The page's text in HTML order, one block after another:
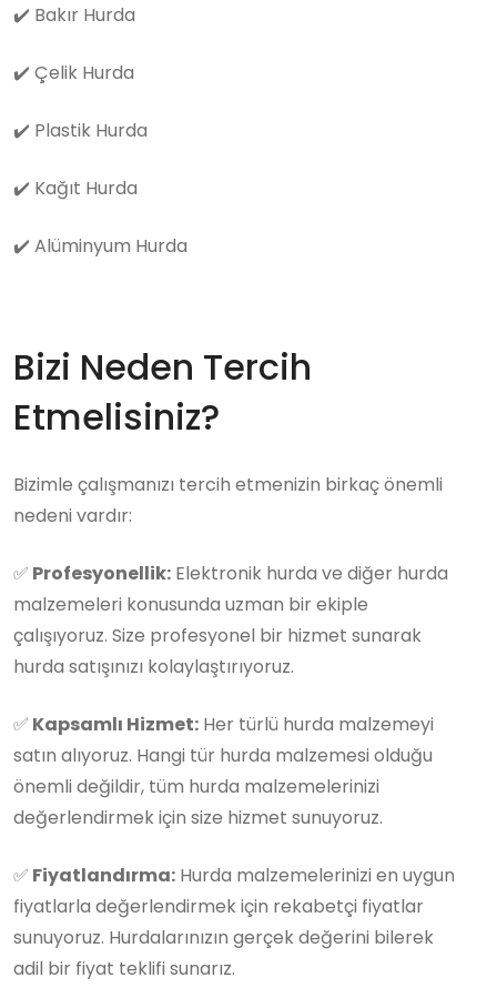
✔️ Bakır Hurda
✔️ Çelik Hurda
✔️ Plastik Hurda
✔️ Kağıt Hurda
✔️ Alüminyum Hurda
Bizi Neden Tercih
Etmelisiniz?
Bizimle çalışmanızı tercih etmenizin birkaç önemli
nedeni vardır:
✅ Profesyonellik: Elektronik hurda ve diğer hurda
malzemeleri konusunda uzman bir ekiple
çalışıyoruz. Size profesyonel bir hizmet sunarak
hurda satışınızı kolaylaştırıyoruz.
✅ Kapsamlı Hizmet: Her türlü hurda malzemeyi
satın alıyoruz. Hangi tür hurda malzemesi olduğu
önemli değildir, tüm hurda malzemelerinizi
değerlendirmek için size hizmet sunuyoruz.
✅ Fiyatlandırma: Hurda malzemelerinizi en uygun
fiyatlarla değerlendirmek için rekabetçi fiyatlar
sunuyoruz. Hurdalarınızın gerçek değerini bilerek
adil bir fiyat teklifi sunarız.